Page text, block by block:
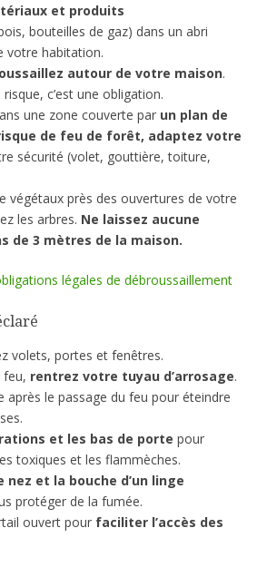
et produits
bouteilles de gaz) dans un abri
votre habitation.
autour de votre maison.
c’est une obligation.
une zone couverte par un plan de
de feu de forêt, adaptez votre
sécurité (volet, gouttière, toiture,
végétaux près des ouvertures de votre
les arbres. Ne laissez aucune
de 3 mètres de la maison.
légales de débroussaillement
volets, portes et fenêtres.
feu, rentrez votre tuyau d’arrosage.
après le passage du feu pour éteindre
et les bas de porte pour
toxiques et les flammèches.
nez et la bouche d’un linge
protéger de la fumée.
ouvert pour faciliter l’accès des